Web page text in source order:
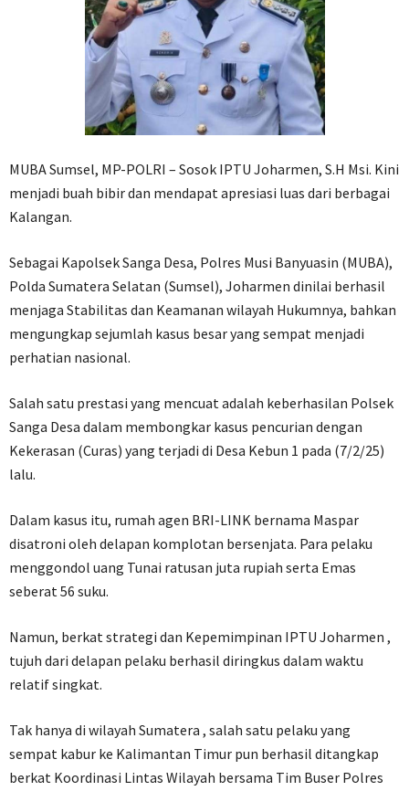
MUBA Sumsel, MP-POLRI – Sosok IPTU Joharmen, S.H Msi. Kini
menjadi buah bibir dan mendapat apresiasi luas dari berbagai
Kalangan.
Sebagai Kapolsek Sanga Desa, Polres Musi Banyuasin (MUBA),
Polda Sumatera Selatan (Sumsel), Joharmen dinilai berhasil
menjaga Stabilitas dan Keamanan wilayah Hukumnya, bahkan
mengungkap sejumlah kasus besar yang sempat menjadi
perhatian nasional.
Salah satu prestasi yang mencuat adalah keberhasilan Polsek
Sanga Desa dalam membongkar kasus pencurian dengan
Kekerasan (Curas) yang terjadi di Desa Kebun 1 pada (7/2/25)
lalu.
Dalam kasus itu, rumah agen BRI-LINK bernama Maspar
disatroni oleh delapan komplotan bersenjata. Para pelaku
menggondol uang Tunai ratusan juta rupiah serta Emas
seberat 56 suku.
Namun, berkat strategi dan Kepemimpinan IPTU Joharmen ,
tujuh dari delapan pelaku berhasil diringkus dalam waktu
relatif singkat.
Tak hanya di wilayah Sumatera , salah satu pelaku yang
sempat kabur ke Kalimantan Timur pun berhasil ditangkap
berkat Koordinasi Lintas Wilayah bersama Tim Buser Polres